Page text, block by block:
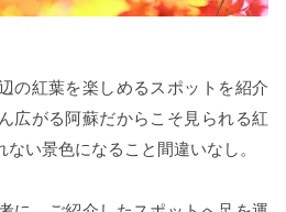
の紅葉を楽しめるスポットを紹介
広がる阿蘇だからこそ見られる紅
い景色になること間違いなし。